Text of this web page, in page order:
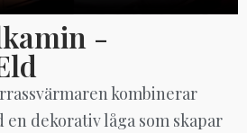
-
kombinerar
dekorativ låga som skapar